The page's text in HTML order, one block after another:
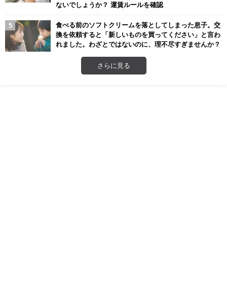
ないでしょうか？ 運賃ルールを確認
食べる前のソフトクリームを落としてしまった息子。交
換を依頼すると「新しいものを買ってください」と言わ
れました。わざとではないのに、理不尽すぎませんか？
さらに見る